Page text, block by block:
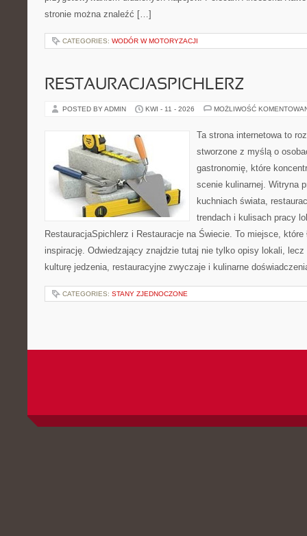
stronie można znaleźć […]
CATEGORIES: WODÓR W MOTORYZACJI
RESTAURACJASPICHLERZ
POSTED BY ADMIN KWI - 11 - 2026 MOŻLIWOŚĆ
Ta strona internetowa to
stworzone z myślą o
gastronomię, które
scenie kulinarnej. Witryna
kuchniach świata,
trendach i kulisach pracy
RestauracjaSpichlerz i Restauracje na Świecie. To miejsce, które
inspirację. Odwiedzający znajdzie tutaj nie tylko opisy lokali,
kulturę jedzenia, restauracyjne zwyczaje i kulinarne
CATEGORIES: STANY ZJEDNOCZONE